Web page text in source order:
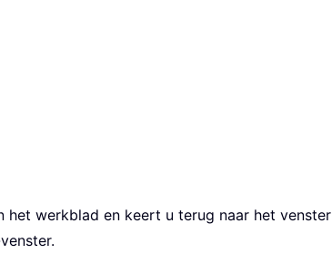
werkblad en keert u terug naar het venster